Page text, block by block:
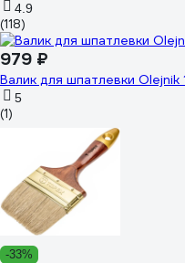
4.9
(118)
979 ₽
Валик для шпатлевки
5
(1)
-33%